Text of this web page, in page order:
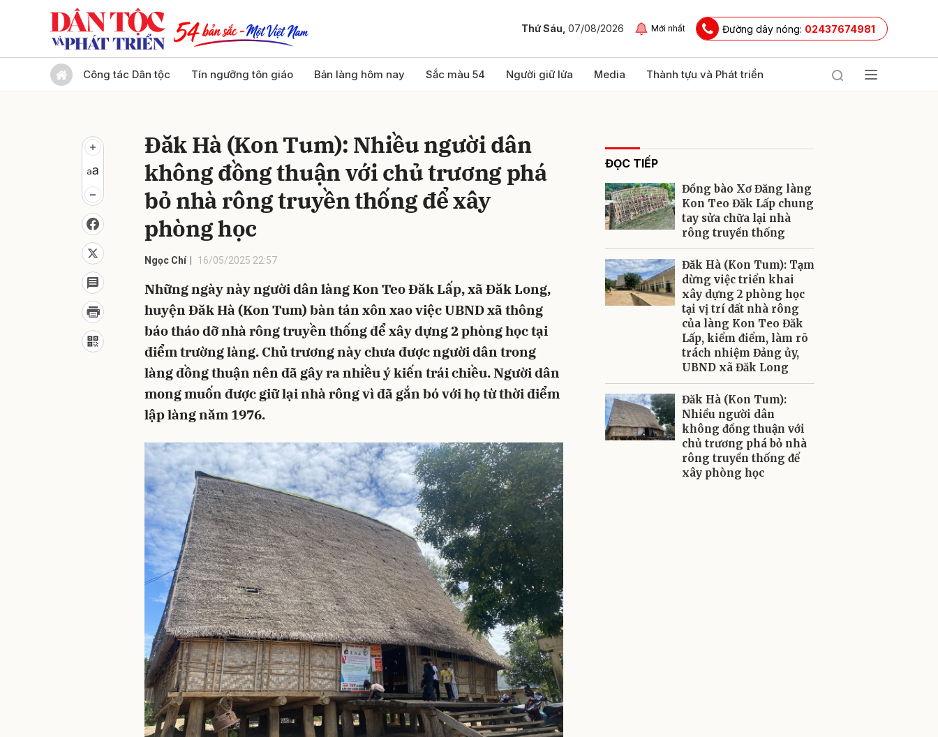
Thứ Sáu, 07/08/2026 Mới nhất Đường dây nóng: 02437674981
Công tác Dân tộc Tín ngưỡng tôn giáo Bản làng hôm nay Sắc màu 54 Người giữ lửa Media Thành tựu và Phát triển
Đăk Hà (Kon Tum): Nhiều người dân
không đồng thuận với chủ trương phá
bỏ nhà rông truyền thống để xây
phòng học
Ngọc Chí 16/05/2025 22:57
Những ngày này người dân làng Kon Teo Đăk Lấp, xã Đăk Long,
huyện Đăk Hà (Kon Tum) bàn tán xôn xao việc UBND xã thông
báo tháo dỡ nhà rông truyền thống để xây dựng 2 phòng học tại
điểm trường làng. Chủ trương này chưa được người dân trong
làng đồng thuận nên đã gây ra nhiều ý kiến trái chiều. Người dân
mong muốn được giữ lại nhà rông vì đã gắn bó với họ từ thời điểm
lập làng năm 1976.
ĐỌC TIẾP
Đồng bào Xơ Đăng làng
Kon Teo Đăk Lấp chung
tay sửa chữa lại nhà
rông truyền thống
Đăk Hà (Kon Tum): Tạm
dừng việc triển khai
xây dựng 2 phòng học
tại vị trí đất nhà rông
của làng Kon Teo Đăk
Lấp, kiểm điểm, làm rõ
trách nhiệm Đảng ủy,
UBND xã Đăk Long
Đăk Hà (Kon Tum):
Nhiều người dân
không đồng thuận với
chủ trương phá bỏ nhà
rông truyền thống để
xây phòng học
Gửi bình luận
Gửi